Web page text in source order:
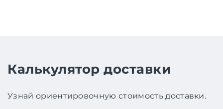
Калькулятор доставки
Узнай ориентировочную стоимость доставки.